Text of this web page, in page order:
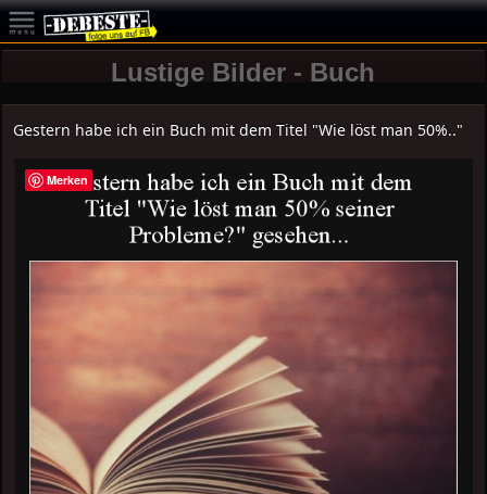
Lustige Bilder - Buch
Gestern habe ich ein Buch mit dem Titel "Wie löst man 50%.."
Merken